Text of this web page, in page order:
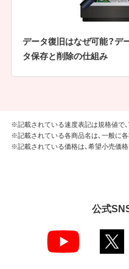
データ復旧はなぜ可能？デ
タ保存と削除の仕組み
※記載されている速度表記は規格値で
※記載されている各商品名は、一般に
※記載されている価格は、希望小売価格
公式